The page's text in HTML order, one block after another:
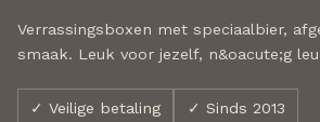
Verrassingsboxen met speciaalbier,
smaak. Leuk voor jezelf, n&oacute;g
✓ Veilige betaling ✓ Sinds 2013